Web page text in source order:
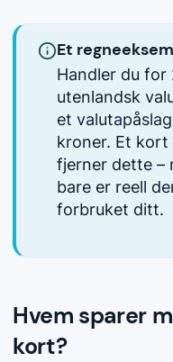
Et
Handler du
utenlandsk
et
kroner. Et kort
fjerner dette –
bare er reell
forbruket ditt.
Hvem sparer
kort?